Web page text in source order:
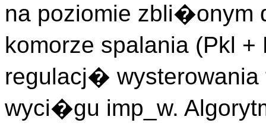
na poziomie zbli�onym
komorze spalania (Pkl
regulacj� wysterowania
wyci�gu imp_w.